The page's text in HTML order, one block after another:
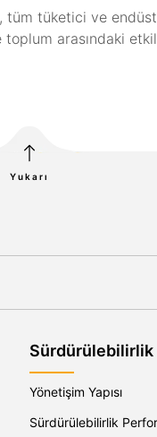
tüketici ve
arasındaki
Sürdürülebilirlik
Yönetişim Yapısı
Sürdürülebilirlik
Yukarı